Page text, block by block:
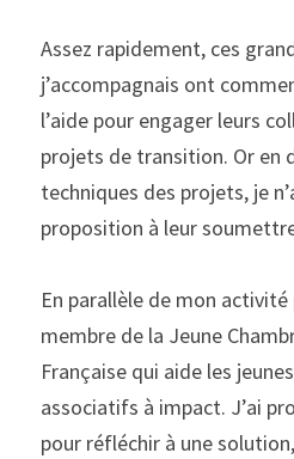
Assez rapidement, ces
j’accompagnais ont
l’aide pour engager leurs
projets de transition. Or en
techniques des projets, je
proposition à leur
En parallèle de mon
membre de la Jeune
Française qui aide les
associatifs à impact. J’ai
pour réfléchir à une